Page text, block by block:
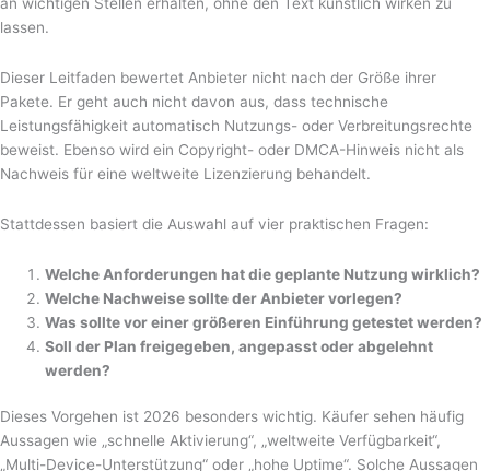
lassen.
Dieser Leitfaden bewertet Anbieter nicht nach der Größe ihrer
Pakete. Er geht auch nicht davon aus, dass technische
Leistungsfähigkeit automatisch Nutzungs- oder Verbreitungsrechte
beweist. Ebenso wird ein Copyright- oder DMCA-Hinweis nicht als
Nachweis für eine weltweite Lizenzierung behandelt.
Stattdessen basiert die Auswahl auf vier praktischen Fragen:
Welche Anforderungen hat die geplante Nutzung wirklich?
Welche Nachweise sollte der Anbieter vorlegen?
Was sollte vor einer größeren Einführung getestet werden?
Soll der Plan freigegeben, angepasst oder abgelehnt
werden?
Dieses Vorgehen ist 2026 besonders wichtig. Käufer sehen häufig
Aussagen wie „schnelle Aktivierung“, „weltweite Verfügbarkeit“,
„Multi-Device-Unterstützung“ oder „hohe Uptime“. Solche Aussagen